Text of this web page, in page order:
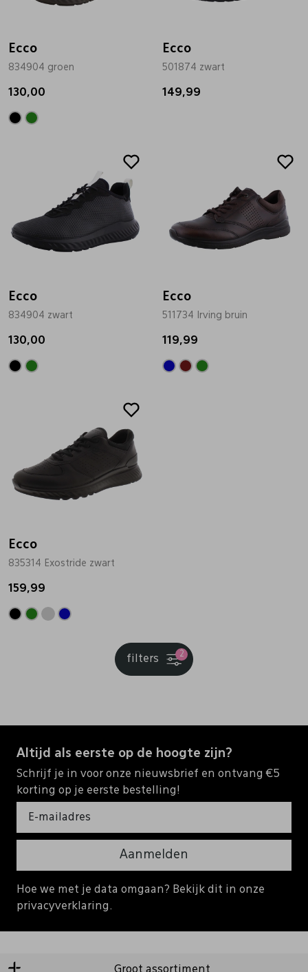
Ecco
834904 groen
130,00
Ecco
501874 zwart
149,99
Ecco
834904 zwart
130,00
Ecco
511734 Irving bruin
119,99
Ecco
835314 Exostride zwart
159,99
2
filters
Altijd als eerste op de hoogte zijn?
Schrijf je in voor onze nieuwsbrief en ontvang €5
korting op je eerste bestelling!
Aanmelden
Hoe we met je data omgaan? Bekijk dit in onze
privacyverklaring.